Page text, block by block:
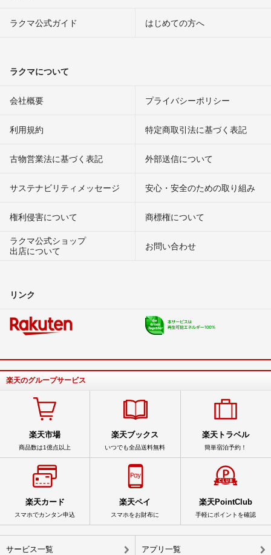
ラクマ公式ガイド はじめての方へ
ラクマについて
会社概要 プライバシーポリシー
利用規約 特定商取引法に基づく表記
古物営業法に基づく表記 外部送信について
サステナビリティメッセージ 安心・安全のための取り組み
権利侵害について
商標権について
ラクマ公式ショップ
出店について
お問い合わせ
リンク
楽天のグループサービス
楽天市場
商品数は1億点以上
楽天ブックス
いつでも全品送料無料
楽天トラベル
簡単宿泊予約！
楽天カード
スマホでカンタン申込
楽天ペイ
スマホをお財布に
楽天PointClub
手軽にポイントを確認
サービス一覧 アプリ一覧